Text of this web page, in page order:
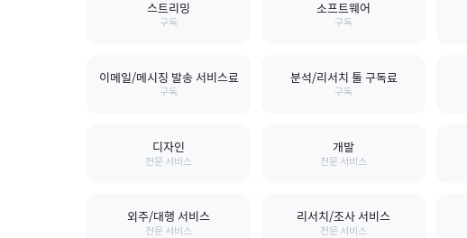
스트리밍
구독
소프트웨어
구독
이메일/메시징 발송 서비스료
구독
분석/리서치 툴 구독료
구독
디자인
전문 서비스
개발
전문 서비스
외주/대행 서비스
전문 서비스
리서치/조사 서비스
전문 서비스